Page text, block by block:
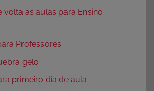
volta as aulas para Ensino
Professores
gelo
primeiro dia de aula